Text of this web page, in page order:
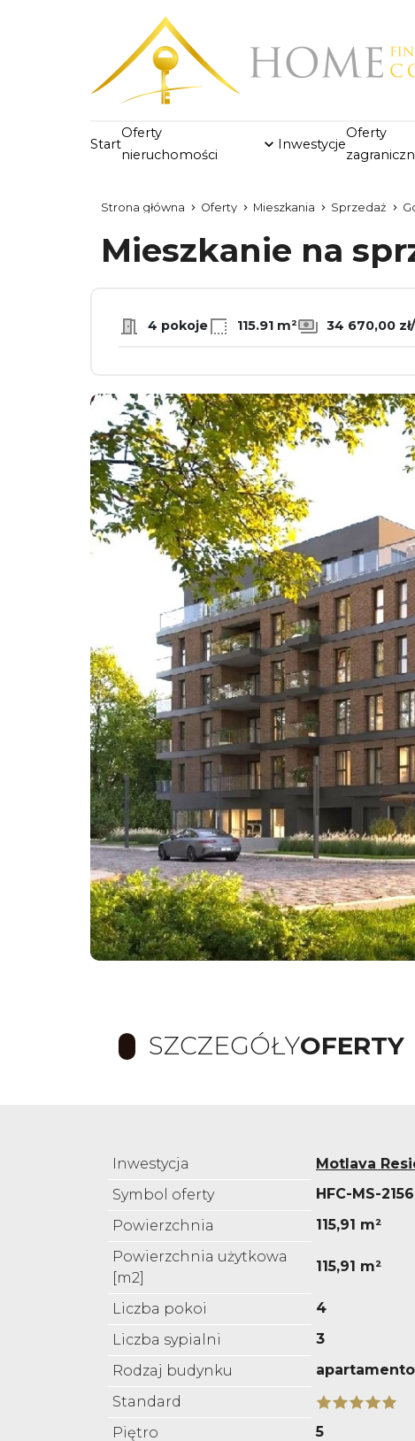
Start
Oferty
nieruchomości
Inwestycje
Oferty
Strona główna Oferty Mieszkania Sprzedaż
Mieszkanie na
4 pokoje 115.91 m² 34 670,00
SZCZEGÓŁYOFERTY
Inwestycja
Motlava
Symbol oferty
HFC-MS-2156
Powierzchnia
115,91 m²
Powierzchnia użytkowa
[m2]
115,91 m²
Liczba pokoi
4
Liczba sypialni
3
Rodzaj budynku
Standard
Piętro
5